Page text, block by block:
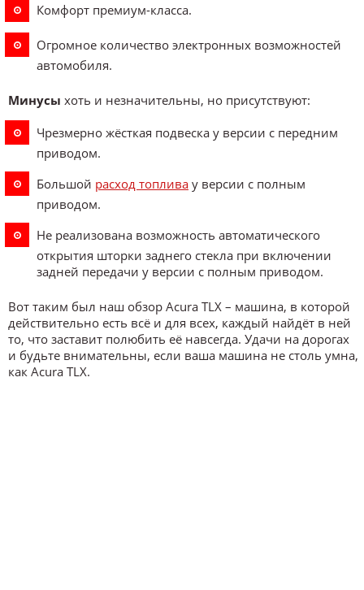
Комфорт премиум-класса.
Огромное количество электронных возможностей
автомобиля.
Минусы хоть и незначительны, но присутствуют:
Чрезмерно жёсткая подвеска у версии с передним
приводом.
Большой расход топлива у версии с полным
приводом.
Не реализована возможность автоматического
открытия шторки заднего стекла при включении
задней передачи у версии с полным приводом.
Вот таким был наш обзор Acura TLX – машина, в которой
действительно есть всё и для всех, каждый найдёт в ней
то, что заставит полюбить её навсегда. Удачи на дорогах
и будьте внимательны, если ваша машина не столь умна,
как Acura TLX.